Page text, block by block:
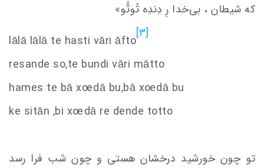
كه شیطان ، بی‌خدا رِ دِندِه تُوتُّو»
[3]
lālā lālā te hasti vāri āfto
resande so,te bundi vāri mātto
hames te bā xoedā bu,bā xoedā bu
ke sitān ,bi xoedā re dende totto
تو چون خورشید درخشان هستی و چون شب فرا رسد